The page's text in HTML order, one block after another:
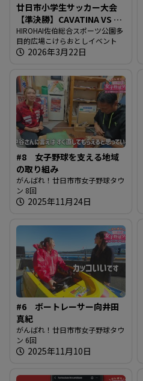
廿日市小学生サッカー大会
【準決勝】CAVATINA VS ク
レール広島
HIROHAI佐伯総合スポーツ公園多
目的広場こけらおとしイベント
2026年3月22日
#8 女子野球を支える地域
の取り組み
がんばれ！廿日市市女子野球タウ
ン 8回
2025年11月24日
#6 ボートレーサー向井田
真紀
がんばれ！廿日市市女子野球タウ
ン 6回
2025年11月10日